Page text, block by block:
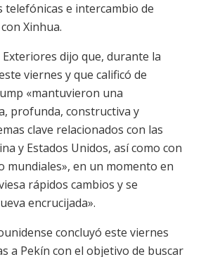
telefónicas e intercambio de
Xinhua.
dijo que, durante la
viernes y que calificó de
«mantuvieron una
profunda, constructiva y
clave relacionados con las
y Estados Unidos, así como con
mundiales», en un momento en
rápidos cambios y se
encrucijada».
concluyó este viernes
a Pekín con el objetivo de buscar